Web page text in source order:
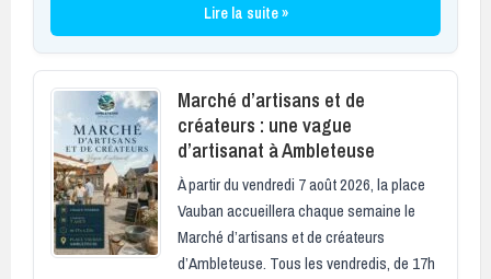
Lire la suite »
Marché d’artisans et de
créateurs : une vague
d’artisanat à Ambleteuse
À partir du vendredi 7 août 2026, la place
Vauban accueillera chaque semaine le
Marché d’artisans et de créateurs
d’Ambleteuse. Tous les vendredis, de 17h